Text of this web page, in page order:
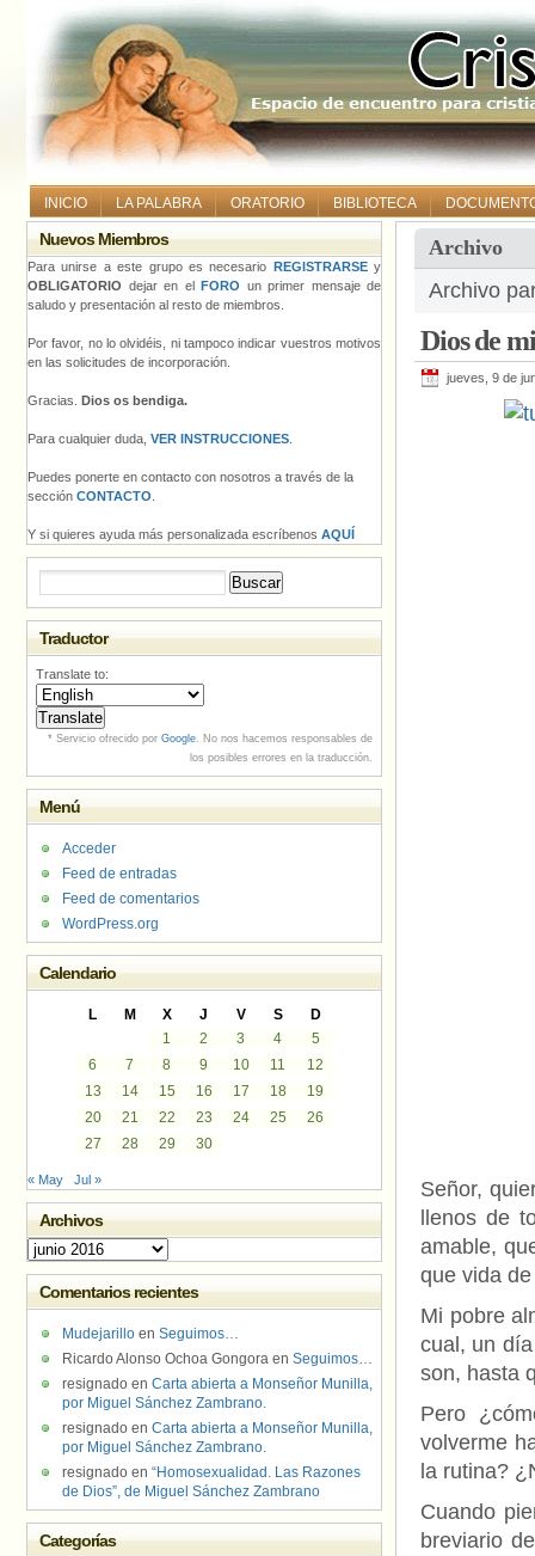
INICIO LA PALABRA ORATORIO BIBLIOTECA
Archivo
Archivo
Dios de
jueves, 9 de
Señor,
llenos de
amable,
que vida
Mi pobre
cual, un
son, hasta
Pero
volverme
la rutina?
Cuando
breviario
Nuevos Miembros
Para unirse a este grupo es necesario REGISTRARSEy
OBLIGATORIO dejar en el FORO un primer mensaje de
saludo y presentación al resto de miembros.
Por favor, no lo olvidéis, ni tampoco indicar vuestros motivos
en las solicitudes de incorporación.
Gracias. Dios os bendiga.
Para cualquier duda, VER INSTRUCCIONES
Puedes ponerte en contacto con nosotros a través de la
sección CONTACTO
Y si quieres ayuda más personalizada escríbenos AQUÍ
Traductor
Translate to:
* Servicio ofrecido por Google. No nos hacemos responsables de
los posibles errores en la traducción.
Menú
Acceder
Feed de entradas
Feed de comentarios
WordPress.org
Calendario
L M X J V S
D
1
2 3 4
5
6
7 8 9 10 11
12
13
14 15 16 17 18
19
20
21 22 23 24 25
26
27
28 29 30
« May Jul »
Archivos
Archivos
Comentarios recientes
Mudejarillo en Seguimos…
Ricardo Alonso Ochoa Gongora en Seguimos…
resignado en Carta abierta a Monseñor Munilla,
por Miguel Sánchez Zambrano.
resignado en Carta abierta a Monseñor Munilla,
por Miguel Sánchez Zambrano.
resignado en “Homosexualidad. Las Razones
de Dios”, de Miguel Sánchez Zambrano
Categorías